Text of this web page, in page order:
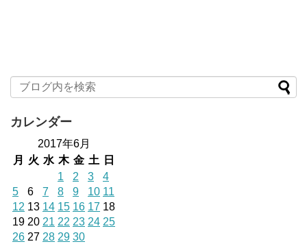
カレンダー
2017年6月
月
火 水 木 金 土
日
1
2 3
4
5
6 7 8 9 10 11
12 13 14 15 16 17 18
19 20 21 22 23 24 25
26 27 28 29 30